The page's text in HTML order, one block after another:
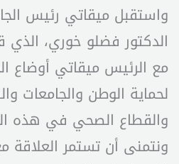
واستقبل ميقاتي رئيس
الدكتور فضلو خوري، الذي
مع الرئيس ميقاتي أوضاع
لحماية الوطن والجامعات
والقطاع الصحي في هذه
ونتمنى أن تستمر العلاقة